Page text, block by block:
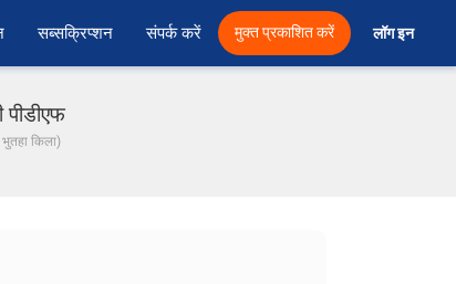
सब्सक्रिप्शन संपर्क करें मुक्त प्रकाशित करें लॉग इन
पीडीएफ
किला)